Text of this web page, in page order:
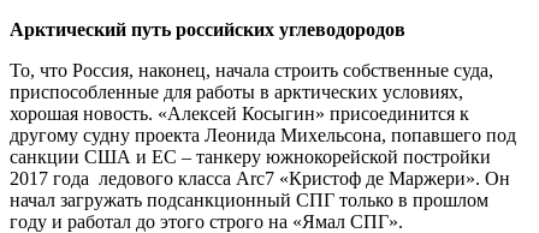
Арктический путь российских углеводородов
То, что Россия, наконец, начала строить собственные суда,
приспособленные для работы в арктических условиях,
хорошая новость. «Алексей Косыгин» присоединится к
другому судну проекта Леонида Михельсона, попавшего под
санкции США и ЕС – танкеру южнокорейской постройки
2017 года ледового класса Arc7 «Кристоф де Маржери». Он
начал загружать подсанкционный СПГ только в прошлом
году и работал до этого строго на «Ямал СПГ».